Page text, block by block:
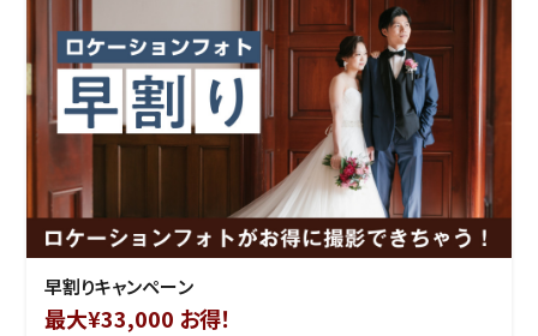
早割りキャンペーン
最大¥33,000 お得！